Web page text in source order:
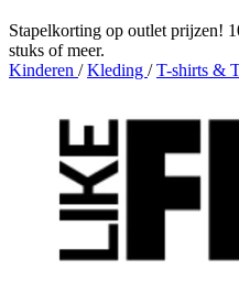
Stapelkorting op outlet prijzen!
stuks of meer.
Kinderen / Kleding / T-shirts &